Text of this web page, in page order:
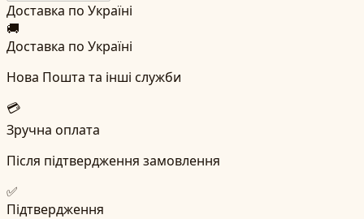
Доставка по Україні
🚚
Доставка по Україні
Нова Пошта та інші служби
💳
Зручна оплата
Після підтвердження замовлення
✅
Підтвердження